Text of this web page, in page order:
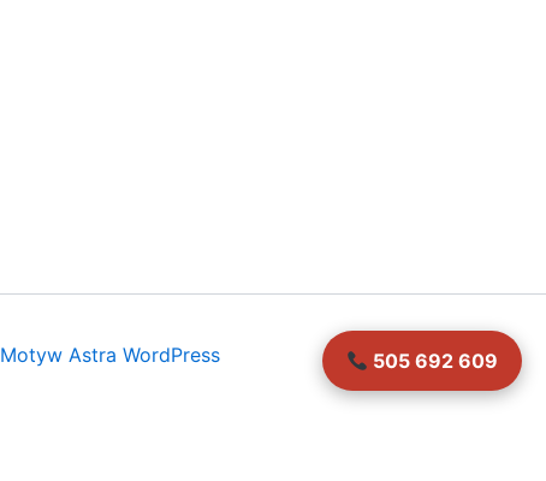
505 692 609
Motyw Astra WordPress